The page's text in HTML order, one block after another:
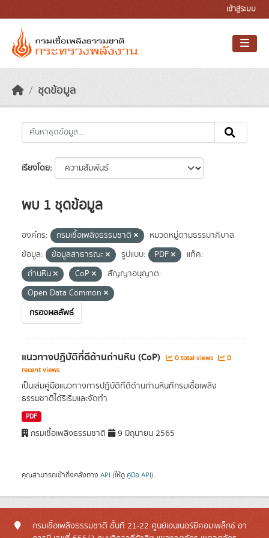
เข้าสู่ระบบ
ชุดข้อมูล
เรียงโดย
พบ 1 ชุดข้อมูล
องค์กร: กรมเชื้อเพลิงธรรมชาติ
หมวดหมู่ตามธรรมาภิบาล
ข้อมูล:
ข้อมูลสาธารณะ รูปแบบ: PDF
แท็ค:
ถ่านหิน
CoP
สัญญาอนุญาต:
Open Data Common
กรองผลลัพธ์
แนวทางปฏิบัติที่ดีด้านถ่านหิน (CoP) 0 total views
0
recent views
เป็นเล่มคู่มือแนวทางการปฏิบัติที่ดีด้านถ่านหินที่กรมเชื้อเพลิง
ธรรมชาติได้ริเริ่มและจัดทำ
PDF
กรมเชื้อเพลิงธรรมชาติ 9 มิถุนายน 2565
คุณสามารถเข้าถึงคลังทาง API (ให้ดู คู่มือ API).
กรมเชื้อเพลิงธรรมชาติ ชั้นที่ 21-22 ศูนย์เอนเนอร์ยี่คอมเพล็กซ์ อา